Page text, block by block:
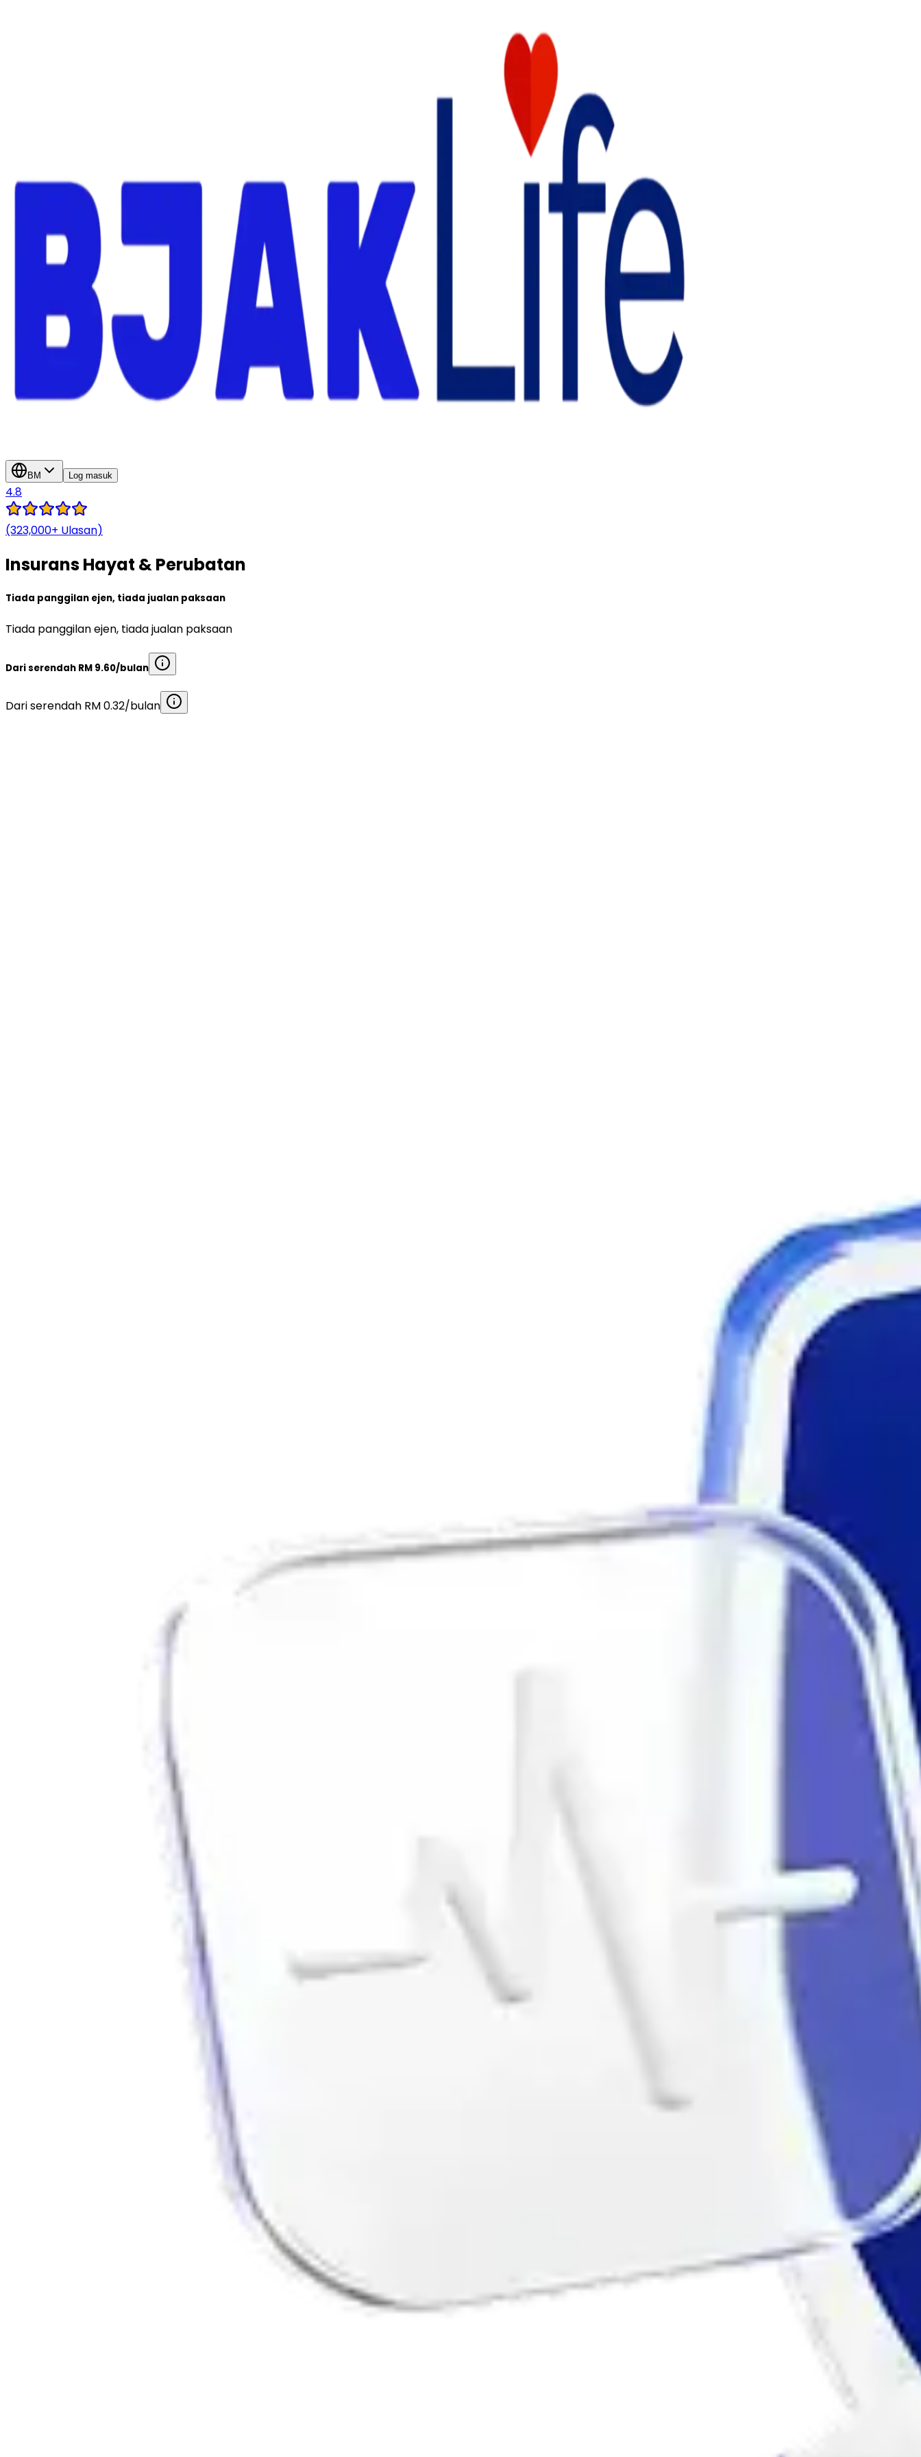
BM Log masuk
4.8
(323,000+ Ulasan)
InsuransHayat & Perubatan
Tiada panggilan ejen, tiada jualan paksaan
Tiada panggilan ejen, tiada jualan paksaan
Dari serendah RM 9.60/bulan
Dari serendah RM 0.32/bulan